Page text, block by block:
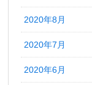
2020年8月
2020年7月
2020年6月